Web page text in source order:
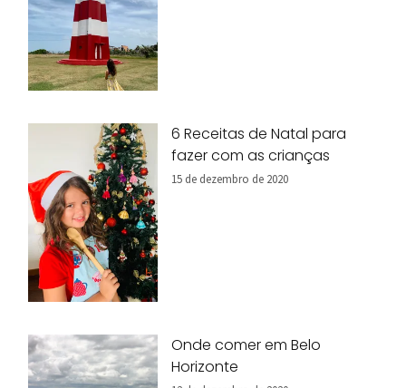
6 Receitas de Natal para
fazer com as crianças
15 de dezembro de 2020
Onde comer em Belo
Horizonte